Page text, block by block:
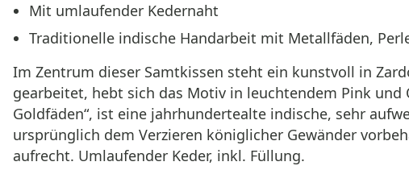
Mit umlaufender Kedernaht
Traditionelle indische Handarbeit mit Metallfäden,
Im Zentrum dieser Samtkissen steht ein kunstvoll in
gearbeitet, hebt sich das Motiv in leuchtendem Pink und
Goldfäden“, ist eine jahrhundertealte indische, sehr
ursprünglich dem Verzieren königlicher Gewänder
aufrecht. Umlaufender Keder, inkl. Füllung.